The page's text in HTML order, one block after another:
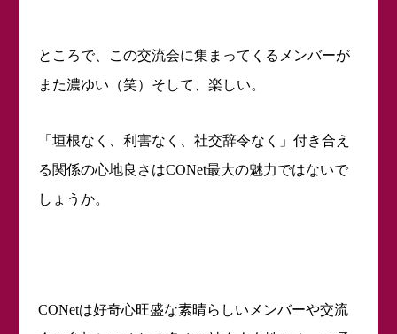
ところで、この交流会に集まってくるメンバーが
また濃ゆい（笑）そして、楽しい。
「垣根なく、利害なく、社交辞令なく」付き合え
る関係の心地良さはCONet最大の魅力ではないで
しょうか。
CONetは好奇心旺盛な素晴らしいメンバーや交流